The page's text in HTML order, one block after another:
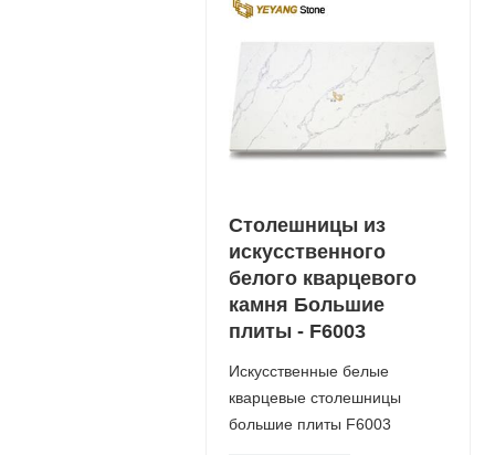
Столешницы из
искусственного
белого кварцевого
камня Большие
плиты - F6003
Искусственные белые
кварцевые столешницы
большие плиты F6003